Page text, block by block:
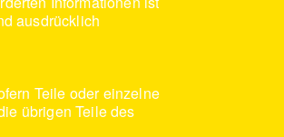
ausdrücklich
Teile oder einzelne
übrigen Teile des